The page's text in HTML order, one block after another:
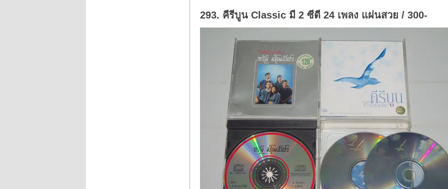
293. คีรีบูน Classic มี 2 ซีดี 24 เพลง แผ่นสวย / 300-